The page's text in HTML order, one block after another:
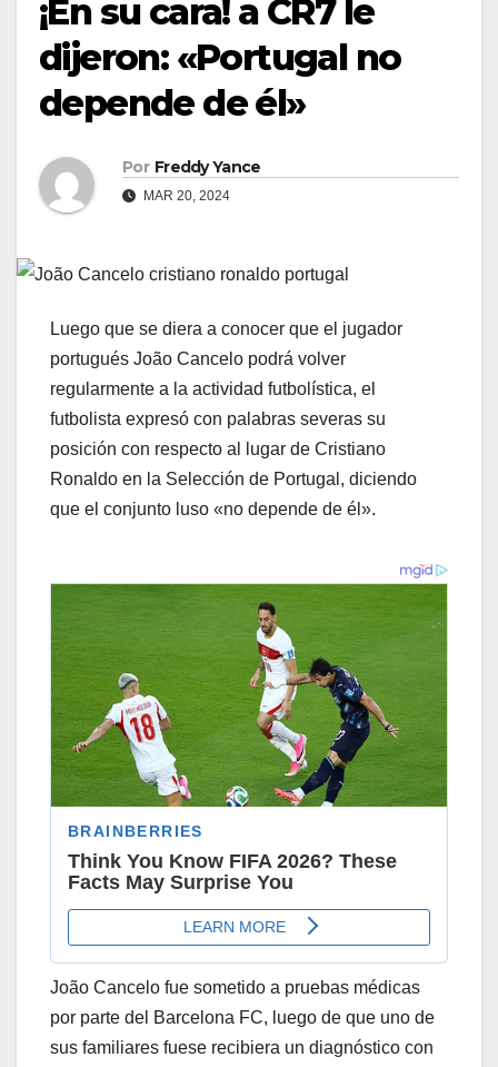
¡En su cara! a CR7 le
dijeron: «Portugal no
depende de él»
Por Freddy Yance
MAR 20, 2024
Luego que se diera a conocer que el jugador
portugués João Cancelo podrá volver
regularmente a la actividad futbolística, el
futbolista expresó con palabras severas su
posición con respecto al lugar de Cristiano
Ronaldo en la Selección de Portugal, diciendo
que el conjunto luso «no depende de él».
João Cancelo fue sometido a pruebas médicas
por parte del Barcelona FC, luego de que uno de
sus familiares fuese recibiera un diagnóstico con